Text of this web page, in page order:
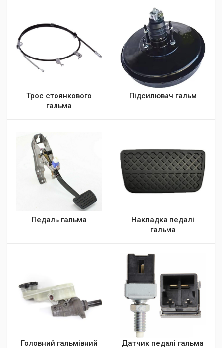
Трос стоянкового
гальма
Підсилювач гальм
Педаль гальма
Накладка педалі
гальма
Головний гальмівний
Датчик педалі гальма